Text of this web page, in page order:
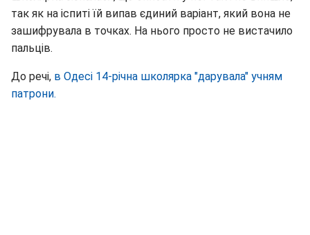
так як на іспиті їй випав єдиний варіант, який вона не
зашифрувала в точках. На нього просто не вистачило
пальців.
До речі, в Одесі 14-річна школярка "дарувала" учням
патрони.